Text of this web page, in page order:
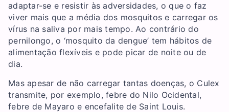
adaptar-se e resistir às adversidades, o que o faz
viver mais que a média dos mosquitos e carregar os
vírus na saliva por mais tempo. Ao contrário do
pernilongo, o ‘mosquito da dengue’ tem hábitos de
alimentação flexíveis e pode picar de noite ou de
dia.
Mas apesar de não carregar tantas doenças, o Culex
transmite, por exemplo, febre do Nilo Ocidental,
febre de Mayaro e encefalite de Saint Louis.